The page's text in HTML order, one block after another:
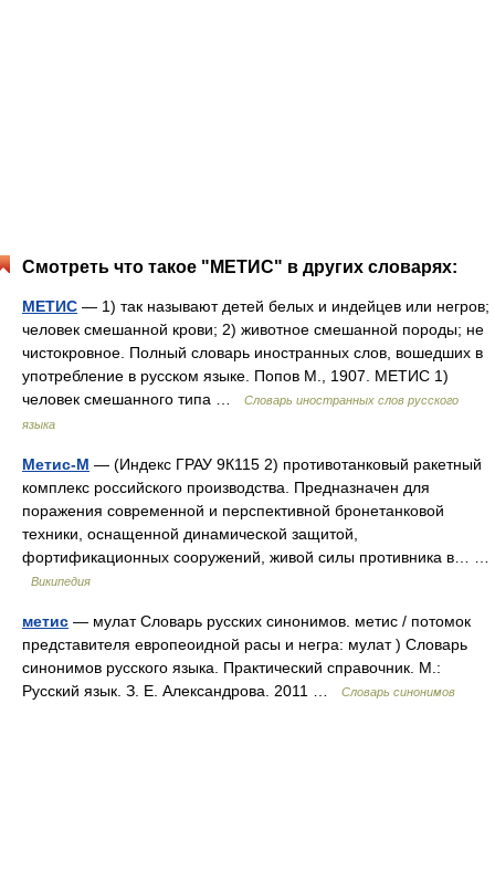
Смотреть что такое "МЕТИС" в других словарях:
МЕТИС — 1) так называют детей белых и индейцев или негров;
человек смешанной крови; 2) животное смешанной породы; не
чистокровное. Полный словарь иностранных слов, вошедших в
употребление в русском языке. Попов М., 1907. МЕТИС 1)
человек смешанного типа …
Словарь иностранных слов русского
языка
Метис-М — (Индекс ГРАУ 9К115 2) противотанковый ракетный
комплекс российского производства. Предназначен для
поражения современной и перспективной бронетанковой
техники, оснащенной динамической защитой,
фортификационных сооружений, живой силы противника в… …
Википедия
метис — мулат Словарь русских синонимов. метис / потомок
представителя европеоидной расы и негра: мулат ) Словарь
синонимов русского языка. Практический справочник. М.:
Русский язык. З. Е. Александрова. 2011 …
Словарь синонимов